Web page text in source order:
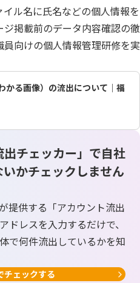
ル名に氏名などの個人情報を
掲載前のデータ内容確認の徹
向けの個人情報管理研修を実
かる画像）の流出について｜福
チェッカー」で自社
かチェックしません
提供する「アカウント流出
ドレスを入力するだけで、
で何件流出しているかを知
チェックする